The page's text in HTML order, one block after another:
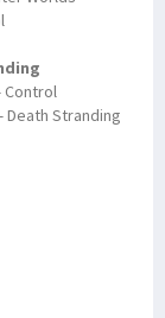
Control
Stranding